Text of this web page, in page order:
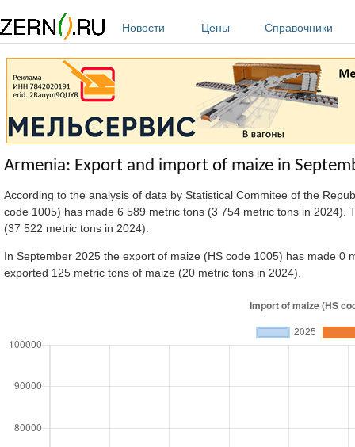
Новости
Цены Справочники
Armenia: Export and import of maize in
According to the analysis of data by Statistical Commitee of the
code 1005) has made 6 589 metric tons (3 754 metric tons in 2024).
(37 522 metric tons in 2024).
In September 2025 the export of maize (HS code 1005) has made
exported 125 metric tons of maize (20 metric tons in 2024).